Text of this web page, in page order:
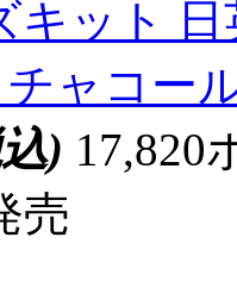
キット
ャコー
) 17,820
売